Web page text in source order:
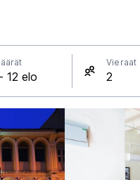
Vieraat